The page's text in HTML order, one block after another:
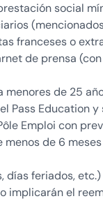
social
franceses o
de prensa
menores de 25
Pass Education
Emploi con
de 6 meses
días feriados,
implicarán el